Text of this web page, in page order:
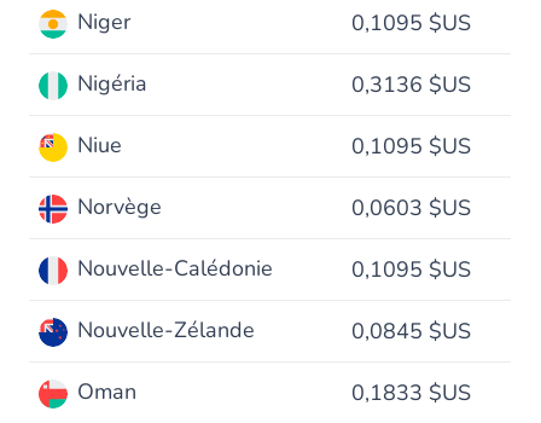
Niger 0,1095 $US
Nigéria 0,3136 $US
Niue 0,1095 $US
Norvège 0,0603 $US
Nouvelle-Calédonie 0,1095 $US
Nouvelle-Zélande 0,0845 $US
Oman 0,1833 $US